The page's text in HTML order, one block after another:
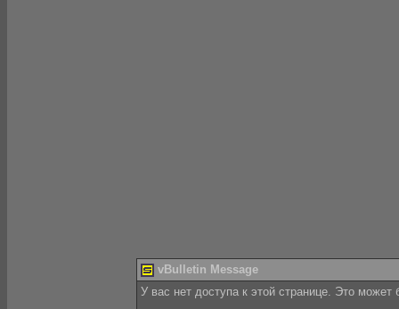
vBulletin Message
У вас нет доступа к этой странице. Это